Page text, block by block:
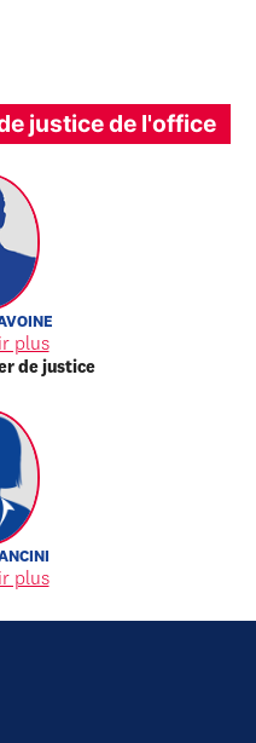
justice de l'office
plus
de justice
plus